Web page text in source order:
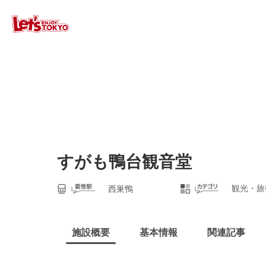
すがも鴨台観音堂
西巣鴨 観光・
施設概要 基本情報 関連記事